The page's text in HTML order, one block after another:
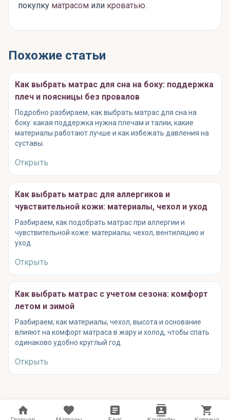
покупку матрасом или кроватью.
Похожие статьи
Как выбрать матрас для сна на боку: поддержка
плеч и поясницы без провалов
Подробно разбираем, как выбрать матрас для сна на
боку: какая поддержка нужна плечам и талии, какие
материалы работают лучше и как избежать давления на
суставы.
Открыть
Как выбрать матрас для аллергиков и
чувствительной кожи: материалы, чехол и уход
Разбираем, как подобрать матрас при аллергии и
чувствительной коже: материалы, чехол, вентиляцию и
уход.
Открыть
Как выбрать матрас с учетом сезона: комфорт
летом и зимой
Разбираем, как материалы, чехол, высота и основание
влияют на комфорт матраса в жару и холод, чтобы спать
одинаково удобно круглый год.
Открыть